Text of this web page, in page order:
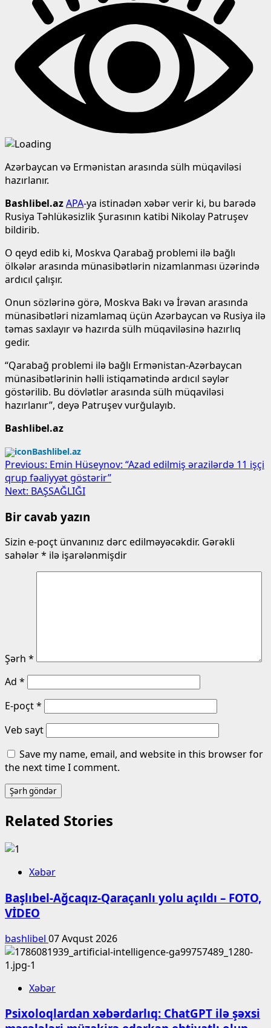
Azərbaycan və Ermənistan arasında sülh müqaviləsi
hazırlanır.
Bashlibel.azAPA-ya istinadən xəbər verir ki, bu barədə
Rusiya Təhlükəsizlik Şurasının katibi Nikolay Patruşev
bildirib.
O qeyd edib ki, Moskva Qarabağ problemi ilə bağlı
ölkələr arasında münasibətlərin nizamlanması üzərində
ardıcıl çalışır.
Onun sözlərinə görə, Moskva Bakı və İrəvan arasında
münasibətləri nizamlamaq üçün Azərbaycan və Rusiya ilə
təmas saxlayır və hazırda sülh müqaviləsinə hazırlıq
gedir.
“Qarabağ problemi ilə bağlı Ermənistan-Azərbaycan
münasibətlərinin həlli istiqamətində ardıcıl səylər
göstərilib. Bu dövlətlər arasında sülh müqaviləsi
hazırlanır”, deyə Patruşev vurğulayıb.
Bashlibel.az
Bashlibel.az
Post
navigation
Previous: Emin Hüseynov: “Azad edilmiş ərazilərdə 11 işçi
qrup fəaliyyət göstərir”
Next: BAŞSAĞLIĞI
Bir cavab yazın
Sizin e-poçt ünvanınız dərc edilməyəcəkdir. Gərəkli
sahələr* ilə işarələnmişdir
Şərh *
Ad *
E-poçt*
Veb sayt
Save my name, email, and website in this browser for
the next time I comment.
Related Stories
Xəbər
Başlıbel-Ağcaqız-Qaraçanlı yolu açıldı – FOTO,
VİDEO
bashlibel 07 Avqust 2026
Xəbər
Psixoloqlardan xəbərdarlıq: ChatGPT ilə şəxsi